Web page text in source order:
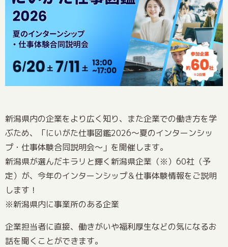
新潟県内の企業をより広く知り、また企業での働き方を学
ぶため、「にいがた仕事図鑑2026～夏のインターンシッ
プ・仕事体験合同説明会～」を開催します。
新潟県が選んだキラリと輝く新潟県企業（※）60社（予
定）が、今年のインターンシップ＆仕事体験情報をご説明
します！
※新潟県内に事業所のある企業
企業担当者に直接、働きがいや福利厚生などの気になるお
話を聞くことができます。